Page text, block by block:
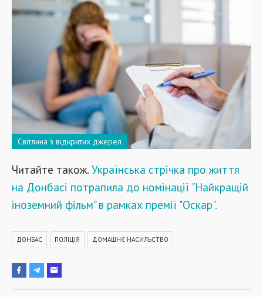
Світлина з відкритих джерел
Читайте також. Українська стрічка про життя
на Донбасі потрапила до номінації "Найкращій
іноземний фільм" в рамках премії "Оскар".
ДОНБАС ПОЛІЦІЯ ДОМАШНЄ НАСИЛЬСТВО